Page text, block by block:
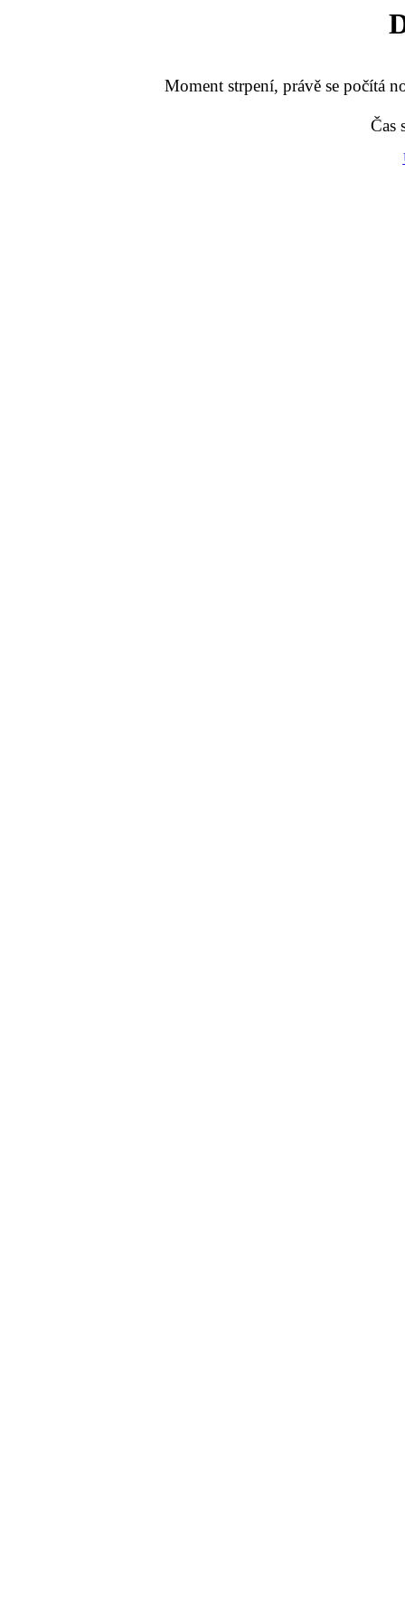
Moment strpení, právě se počítá
Čas